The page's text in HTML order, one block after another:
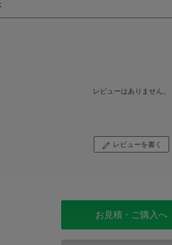
レビューはありません。
レビューを書く
お見積・ご購入へ